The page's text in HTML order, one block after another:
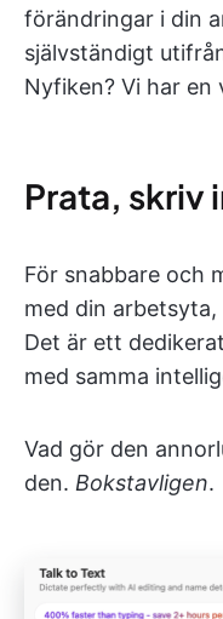
förändringar i din
självständigt
Nyfiken? Vi har en
Prata, skriv
För snabbare och
med din arbetsyta,
Det är ett
med samma
Vad gör den
den. Bokstavligen.